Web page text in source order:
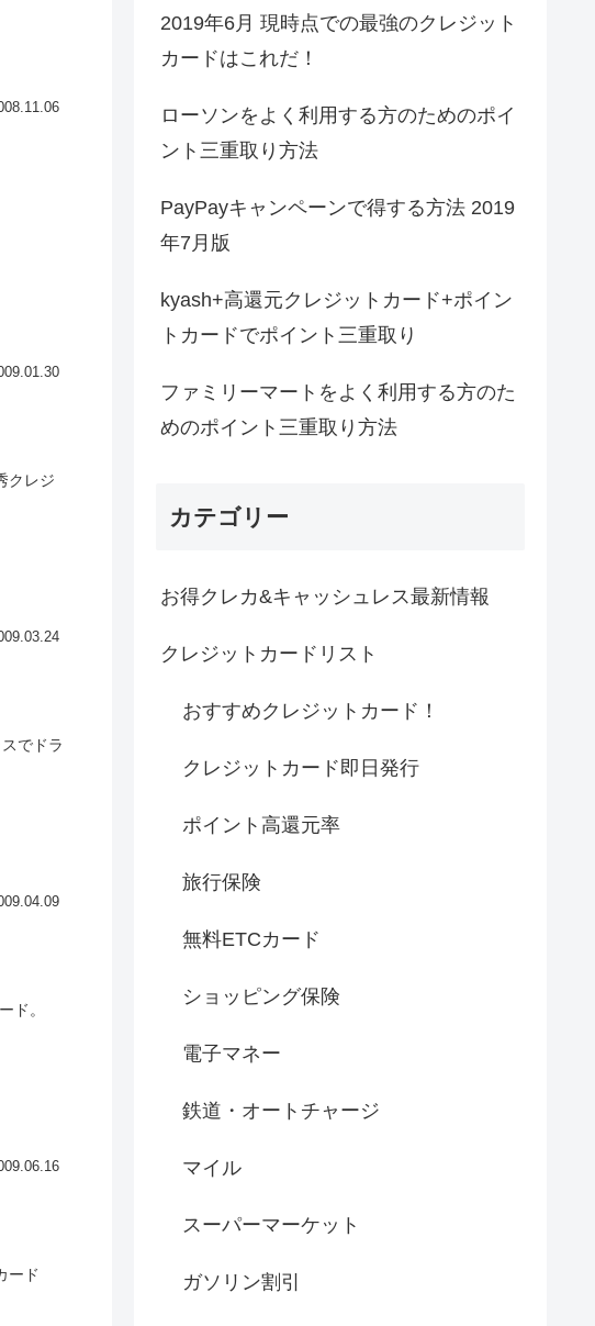
クレジ
でドラ
ド。
ード
2019年6月 現時点での最強のクレジット
カードはこれだ！
ローソンをよく利用する方のためのポイ
ント三重取り方法
PayPayキャンペーンで得する方法 2019
年7月版
kyash+高還元クレジットカード+ポイン
トカードでポイント三重取り
ファミリーマートをよく利用する方のた
めのポイント三重取り方法
カテゴリー
お得クレカ&キャッシュレス最新情報
クレジットカードリスト
おすすめクレジットカード！
クレジットカード即日発行
ポイント高還元率
旅行保険
無料ETCカード
ショッピング保険
電子マネー
鉄道・オートチャージ
マイル
スーパーマーケット
ガソリン割引